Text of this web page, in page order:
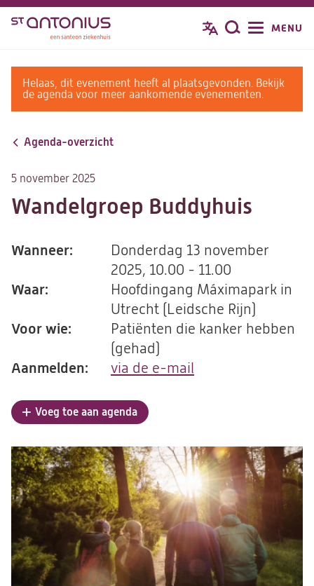
Overslaan
de
inhoud
Zoeken
MENU
warning
message
Helaas, dit evenement heeft al plaatsgevonden. Bekijk
de agenda voor meer aankomende evenementen.
Agenda-overzicht
5 november 2025
Wandelgroep Buddyhuis
Wanneer:
Donderdag 13 november
2025, 10.00 - 11.00
Waar:
Hoofdingang Máximapark in
Utrecht (Leidsche Rijn)
Voor wie:
Patiënten die kanker hebben
(gehad)
Aanmelden:
via de e-mail
tab)
Voeg toe aan agenda